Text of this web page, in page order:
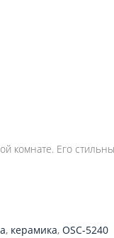
комнате. Его
, керамика, OSC-5240